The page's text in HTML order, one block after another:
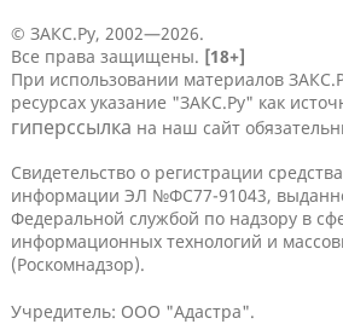
© ЗАКС.Ру, 2002—2026.
Все права защищены. [18+]
При использовании материалов
ресурсах указание "ЗАКС.Ру" как
гиперссылка на наш сайт
Свидетельство о регистрации
информации ЭЛ №ФС77-91043,
Федеральной службой по надзору в
информационных технологий и
(Роскомнадзор).
Учредитель: ООО "Адастра".